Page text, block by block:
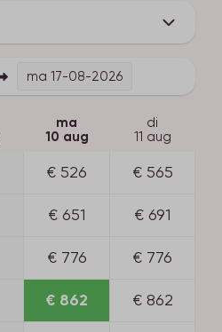
ma 17-08-2026
ma
10 aug
di
11 aug
€ 526 € 565
€ 651 € 691
€ 776 € 776
€ 862 € 862